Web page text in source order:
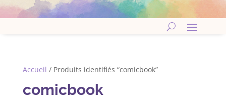
Accueil / Produits identifiés “comicbook”
comicbook